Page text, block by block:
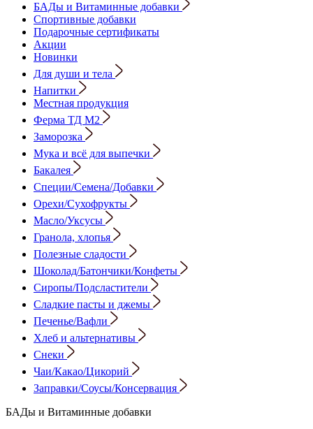
БАДы и Витаминные добавки
Спортивные добавки
Подарочные сертификаты
Акции
Новинки
Для души и тела
Напитки
Местная продукция
Ферма ТД М2
Заморозка
Мука и всё для выпечки
Бакалея
Специи/Семена/Добавки
Орехи/Сухофрукты
Масло/Уксусы
Гранола, хлопья
Полезные сладости
Шоколад/Батончики/Конфеты
Сиропы/Подсластители
Сладкие пасты и джемы
Печенье/Вафли
Хлеб и альтернативы
Снеки
Чаи/Какао/Цикорий
Заправки/Соусы/Консервация
БАДы и Витаминные добавки